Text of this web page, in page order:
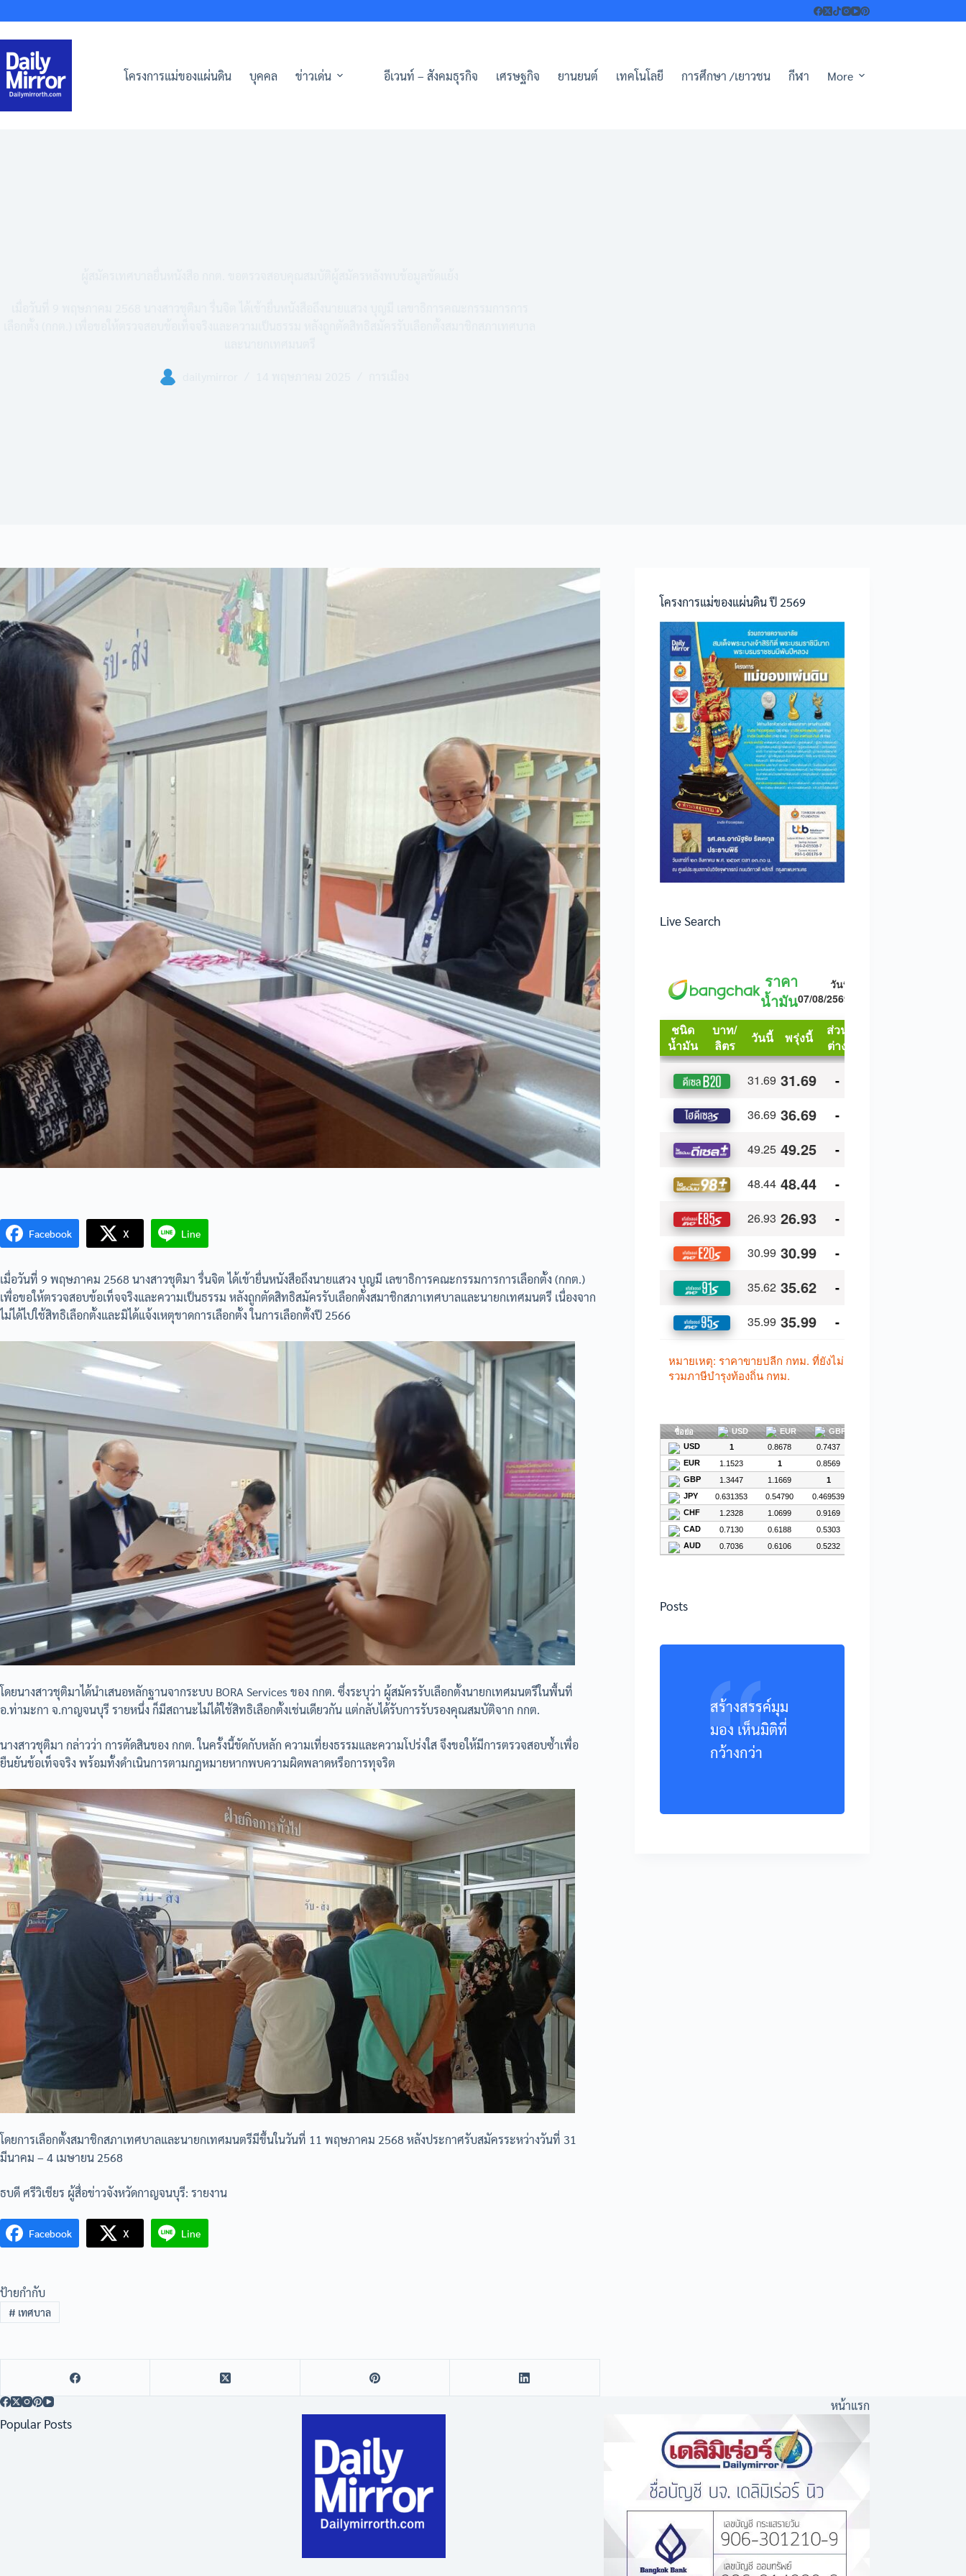
to
content
โครงการแม่ของแผ่นดิน บุคคล ข่าวเด่น อีเวนท์ – สังคมธุรกิจ เศรษฐกิจ ยานยนต์ เทคโนโลยี การศึกษา /เยาวชน กีฬา More
Facebook X Line
เมื่อวันที่ 9 พฤษภาคม 2568 นางสาวชุติมา รื่นจิต ได้เข้ายื่นหนังสือถึงนายแสวง บุญมี เลขาธิการคณะกรรมการการเลือกตั้ง (กกต.)
เพื่อขอให้ตรวจสอบข้อเท็จจริงและความเป็นธรรม หลังถูกตัดสิทธิสมัครรับเลือกตั้งสมาชิกสภาเทศบาลและนายกเทศมนตรี เนื่องจาก
ไม่ได้ไปใช้สิทธิเลือกตั้งและมิได้แจ้งเหตุขาดการเลือกตั้ง ในการเลือกตั้งปี 2566
โดยนางสาวชุติมาได้นำเสนอหลักฐานจากระบบ BORA Services ของ กกต. ซึ่งระบุว่า ผู้สมัครรับเลือกตั้งนายกเทศมนตรีในพื้นที่
อ.ท่ามะกา จ.กาญจนบุรี รายหนึ่ง ก็มีสถานะไม่ได้ใช้สิทธิเลือกตั้งเช่นเดียวกัน แต่กลับได้รับการรับรองคุณสมบัติจาก กกต.
นางสาวชุติมา กล่าวว่า การตัดสินของ กกต. ในครั้งนี้ขัดกับหลัก ความเที่ยงธรรมและความโปร่งใส จึงขอให้มีการตรวจสอบซ้ำเพื่อ
ยืนยันข้อเท็จจริง พร้อมทั้งดำเนินการตามกฎหมายหากพบความผิดพลาดหรือการทุจริต
โดยการเลือกตั้งสมาชิกสภาเทศบาลและนายกเทศมนตรีมีขึ้นในวันที่ 11 พฤษภาคม 2568 หลังประกาศรับสมัครระหว่างวันที่ 31
มีนาคม – 4 เมษายน 2568
ธบดี ศรีวิเชียร ผู้สื่อข่าวจังหวัดกาญจนบุรี: รายงาน
Facebook X Line
ป้ายกำกับ
# เทศบาล
โครงการแม่ของแผ่นดิน ปี 2569
Live Search
Posts
สร้างสรรค์มุม
มอง เห็นมิติที่
กว้างกว่า
หน้าแรก
Popular Posts